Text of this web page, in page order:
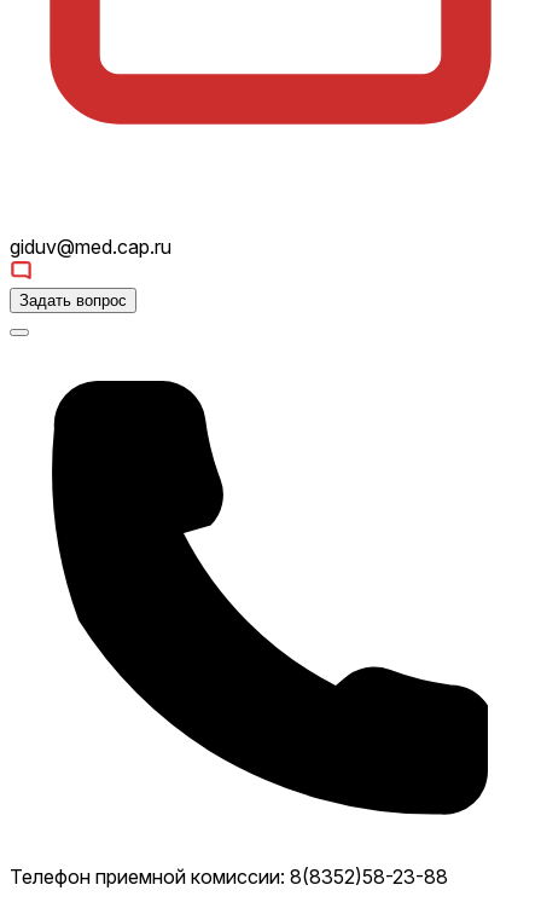
giduv@med.cap.ru
Задать вопрос
Телефон приемной комиссии: 8(8352)58-23-88